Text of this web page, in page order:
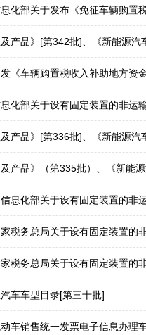
部关于发布《免征车辆购置税
能源汽车推广应用推荐车型目录》[2021年第3批]、《享受车船
《车辆购置税收入补助地方资
化部关于设有固定装置的非运
能源汽车推广应用推荐车型目录》[2020年第10批]、《享受车船
能源汽车推广应用推荐车型目录》（2020年第9批）、《享受车船
息化部关于设有固定装置的非
税务总局关于设有固定装置的
税务总局关于设有固定装置的
车车型目录[第三十批]
车销售统一发票电子信息办理